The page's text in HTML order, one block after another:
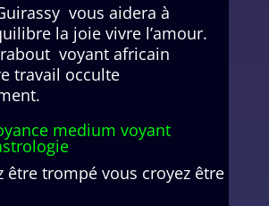
vous aidera à
la joie vivre l’amour.
voyant africain
travail occulte
medium voyant
être trompé vous croyez être